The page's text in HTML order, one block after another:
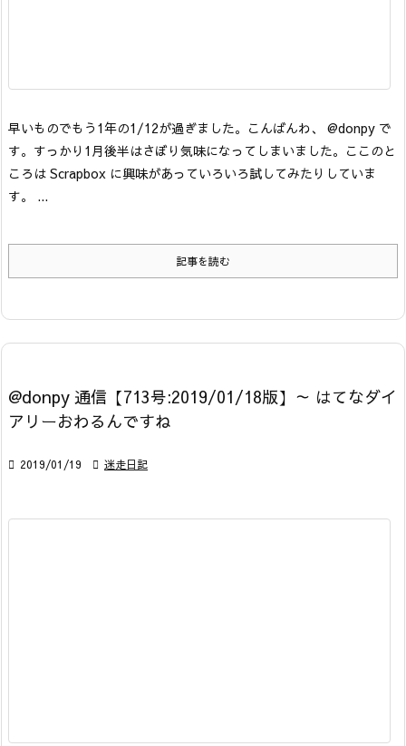
早いものでもう1年の1/12が過ぎました。こんばんわ、 @donpy で
す。すっかり1月後半はさぼり気味になってしまいました。 ここのと
ころは Scrapbox に興味があっていろいろ試してみたりしていま
す。
...
記事を読む
@donpy 通信【713号:2019/01/18版】～ はてなダイ
アリーおわるんですね
 2019/01/19  迷走日記